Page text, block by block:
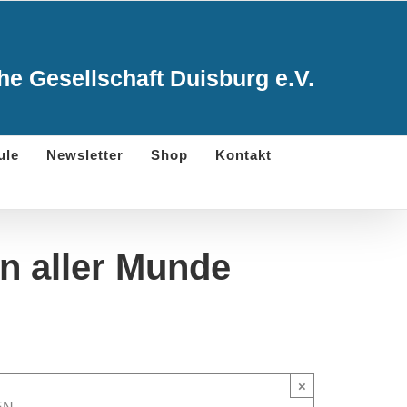
Gesellschaft Duisburg e.V.
Newsletter Shop Kontakt
aller Munde
×